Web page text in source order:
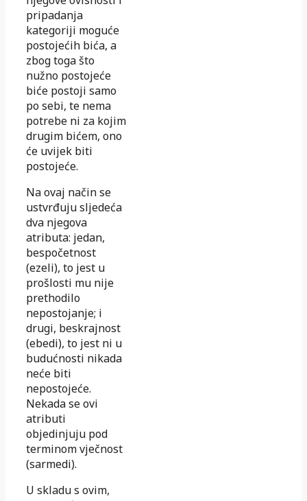
pripadanja
kategoriji moguće
postojećih bića, a
zbog toga što
nužno postojeće
biće postoji samo
po sebi, te nema
potrebe ni za kojim
drugim bićem, ono
će uvijek biti
postojeće.
Na ovaj način se
ustvrđuju sljedeća
dva njegova
atributa: jedan,
bespočetnost
(ezeli), to jest u
prošlosti mu nije
prethodilo
nepostojanje; i
drugi, beskrajnost
(ebedi), to jest ni u
budućnosti nikada
neće biti
nepostojeće.
Nekada se ovi
atributi
objedinjuju pod
terminom vječnost
(sarmedi).
U skladu s ovim,